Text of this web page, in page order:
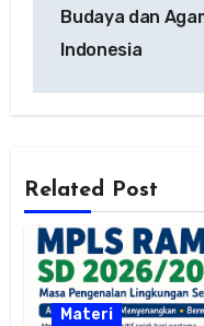
Budaya dan
Indonesia
Related Post
Materi